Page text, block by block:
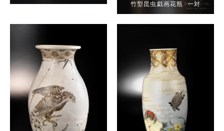
竹型昆虫戯画花瓶 一対